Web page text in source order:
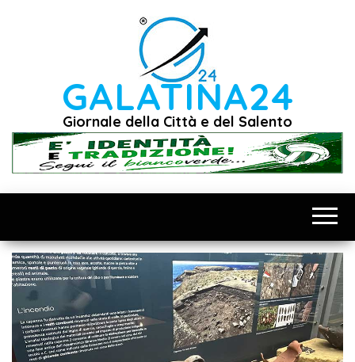
GALATINA24
Giornale della Città e del Salento